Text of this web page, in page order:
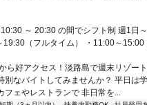
～ 20:30 の間でシフト制 週1日
19:30（フルタイム） ・11:00～15:00
ら好アクセス！淡路島で週末リゾー
別なバイトしてみませんか？ 平日は
フェやレストランで 非日常を...